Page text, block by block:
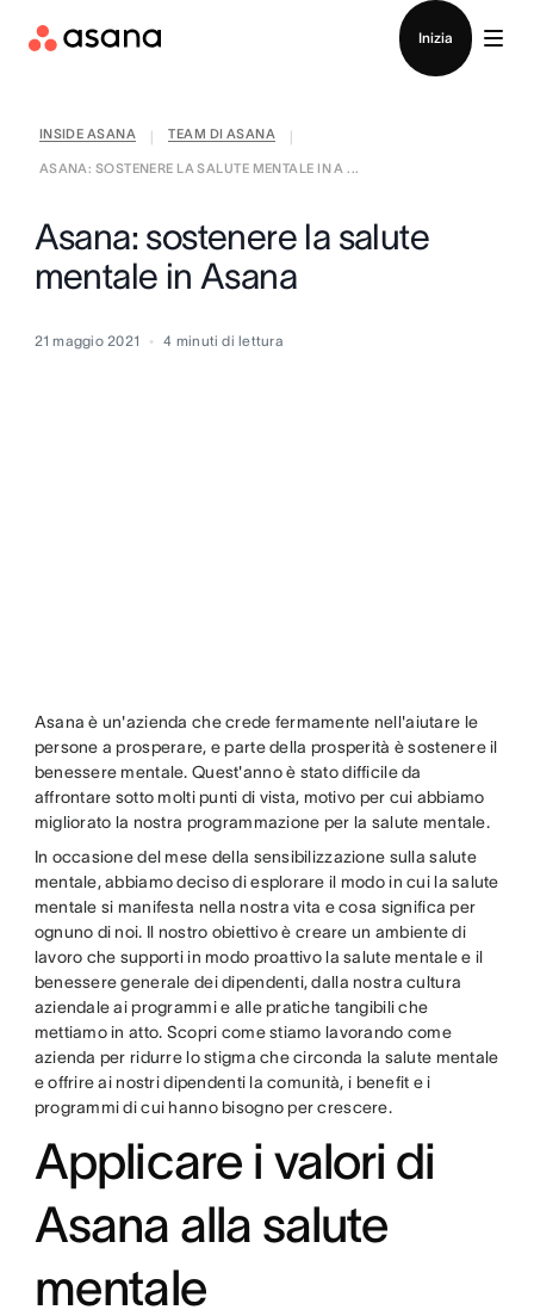
Inizia
INSIDE ASANA TEAM DI ASANA
ASANA: SOSTENERE LA SALUTE MENTALE IN A ...
Asana: sostenere la salute
mentale in Asana
21 maggio 2021 4 minuti di lettura
Asana è un'azienda che crede fermamente nell'aiutare le
persone a prosperare, e parte della prosperità è sostenere il
benessere mentale. Quest'anno è stato difficile da
affrontare sotto molti punti di vista, motivo per cui abbiamo
migliorato la nostra programmazione per la salute mentale.
In occasione del mese della sensibilizzazione sulla salute
mentale, abbiamo deciso di esplorare il modo in cui la salute
mentale si manifesta nella nostra vita e cosa significa per
ognuno di noi. Il nostro obiettivo è creare un ambiente di
lavoro che supporti in modo proattivo la salute mentale e il
benessere generale dei dipendenti, dalla nostra cultura
aziendale ai programmi e alle pratiche tangibili che
mettiamo in atto. Scopri come stiamo lavorando come
azienda per ridurre lo stigma che circonda la salute mentale
e offrire ai nostri dipendenti la comunità, i benefit e i
programmi di cui hanno bisogno per crescere.
Applicare i valori di
Asana alla salute
mentale